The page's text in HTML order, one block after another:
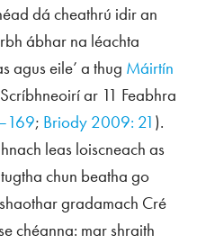
dá cheathrú idir an
ábhar na léachta
agus eile’ a thug Máirtín
ar 11 Feabhra
; Briody 2009: 21 ).
leas loiscneach as
chun beatha go
gradamach Cré
chéanna: mar shraith